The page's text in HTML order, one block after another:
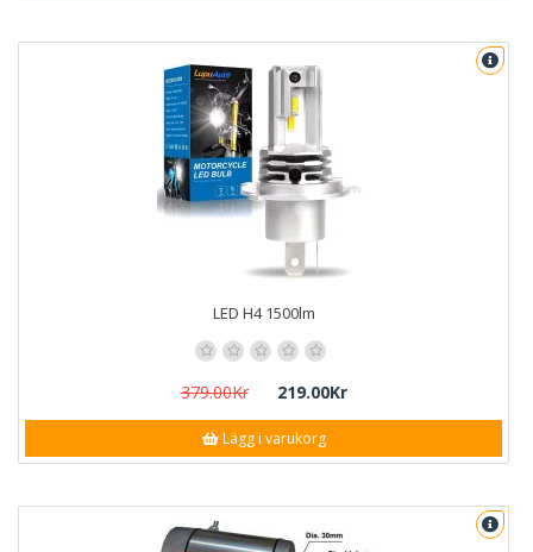
LED H4 1500lm
379.00Kr 219.00Kr
Lägg i varukorg